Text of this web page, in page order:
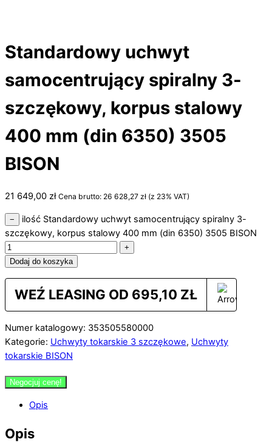
Standardowy uchwyt
samocentrujący spiralny 3-
szczękowy, korpus stalowy
400 mm (din 6350) 3505
BISON
21 649,00 zł Cena brutto: 26 628,27 zł (z 23% VAT)
−
ilość Standardowy uchwyt samocentrujący spiralny 3-
szczękowy, korpus stalowy 400 mm (din 6350) 3505 BISON
+
Dodaj do koszyka
WEŹ LEASING OD 695,10 ZŁ
Numer katalogowy: 353505580000
Kategorie: Uchwyty tokarskie 3 szczękowe, Uchwyty
tokarskie BISON
Negocjuj cenę!
Opis
Opis